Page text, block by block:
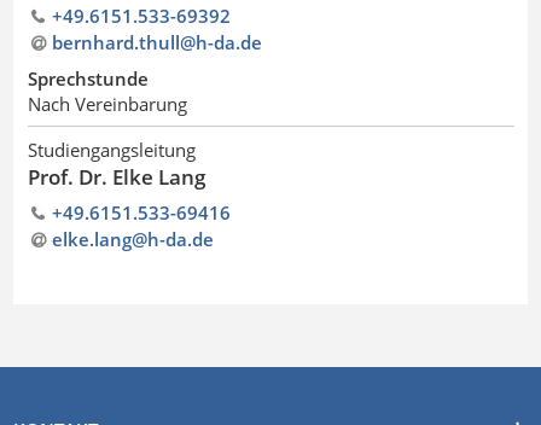
+49.6151.533-69392
bernhard.thull@h-da.de
Sprechstunde
Nach Vereinbarung
Studiengangsleitung
Prof. Dr. Elke Lang
+49.6151.533-69416
elke.lang@h-da.de